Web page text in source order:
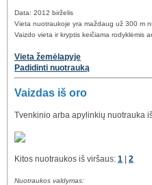
Data: 2012 birželis
Vieta nuotraukoje yra maždaug už 300 m
Vaizdo vieta ir kryptis keičiama rodyklėmis
Vieta žemėlapyje
Padidinti nuotrauką
Vaizdas iš oro
Tvenkinio arba apylinkių nuotrauka
Kitos nuotraukos iš viršaus: 1 | 2
Nuotraukos valdymas: